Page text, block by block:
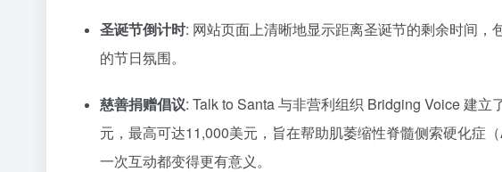
圣诞节倒计时: 网站页面上清晰地显示距离圣诞节的剩余时间
的节日氛围。
慈善捐赠倡议: Talk to Santa 与非营利组织 Bridging Voice 建
元，最高可达11,000美元，旨在帮助肌萎缩性脊髓侧索硬化症
一次互动都变得更有意义。